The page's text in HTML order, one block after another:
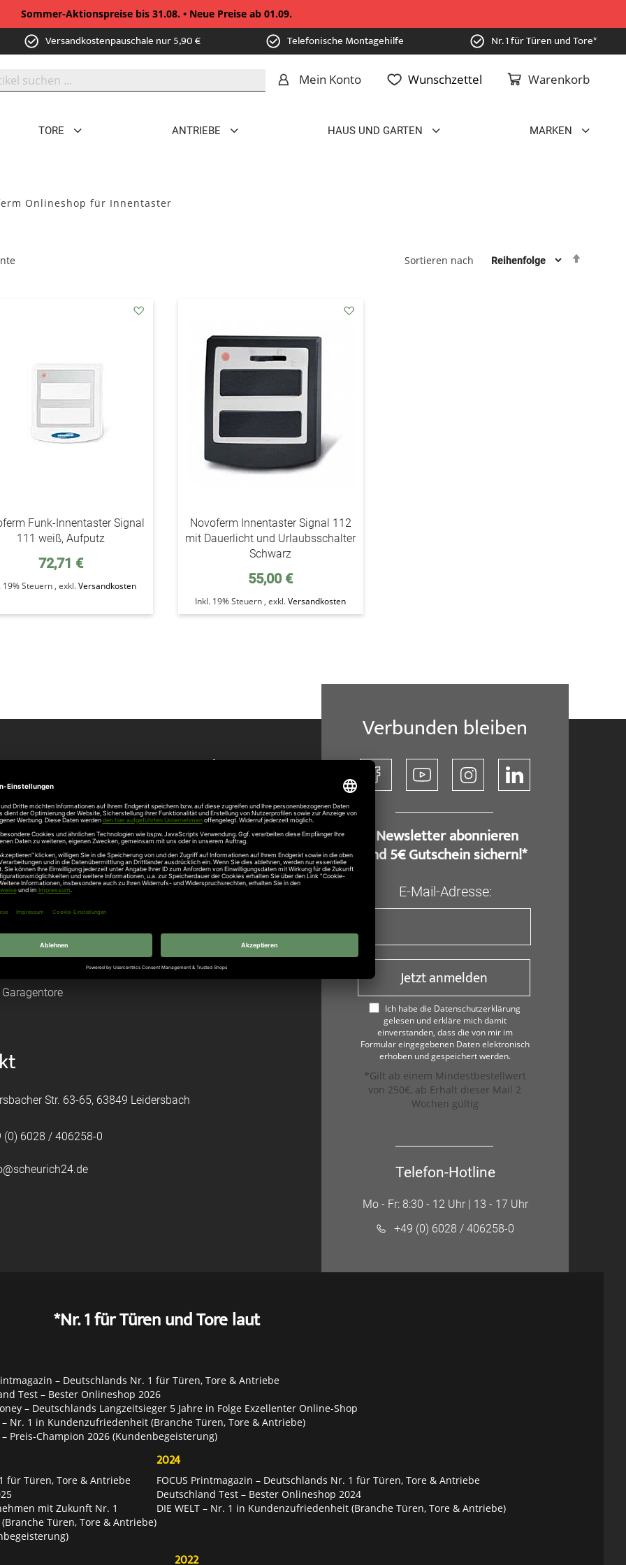
Sommer-Aktionspreise bis 31.08. • Neue Preise ab 01.09.
Versandkostenpauschale nur 5,90 € Telefonische Montagehilfe Nr. 1 für Türen und Tore*
Warenkorb
Mein Konto Wunschzettel
TORE ANTRIEBE HAUS UND GARTEN MARKEN
Onlineshop für Innentaster
Sortieren nach
Funk-Innentaster Signal
111 weiß, Aufputz
72,71 €
19% Steuern , exkl.Versandkosten
Novoferm Innentaster Signal 112
mit Dauerlicht und Urlaubsschalter
Schwarz
55,00 €
Inkl. 19% Steuern ,exkl.Versandkosten
Unternehmen
Über uns
Stellenangebote
Hersteller
Hörmann Türen
Str. 63-65, 63849 Leidersbach
(0) 6028 / 406258-0
Verbunden bleiben
​ Newsletter abonnieren
und 5€ Gutschein sichern!*
E-Mail-Adresse:
Jetzt anmelden
Ich habe die Datenschutzerklärung
gelesen und erkläre mich damit
einverstanden, dass die von mir im
Formular eingegebenen Daten elektronisch
erhoben und gespeichert werden.
*Gilt ab einem Mindestbestellwert
von 250€, ab Erhalt dieser Mail 2
Wochen gültig
Telefon-Hotline
Mo - Fr: 8:30 - 12 Uhr | 13 - 17 Uhr
+49 (0) 6028 / 406258-0
*Nr. 1 für Türen und Tore laut
– Deutschlands Nr. 1 für Türen, Tore & Antriebe
Test – Bester Onlineshop 2026
– Deutschlands Langzeitsieger 5 Jahre in Folge Exzellenter Online-Shop
– Nr. 1 in Kundenzufriedenheit (Branche Türen, Tore & Antriebe)
– Preis-Champion 2026 (Kundenbegeisterung)
für Türen, Tore & Antriebe
mit Zukunft Nr. 1
Türen, Tore & Antriebe)
2024
FOCUS Printmagazin – Deutschlands Nr. 1 für Türen, Tore & Antriebe
Deutschland Test – Bester Onlineshop 2024
DIE WELT – Nr. 1 in Kundenzufriedenheit (Branche Türen, Tore & Antriebe)
2022